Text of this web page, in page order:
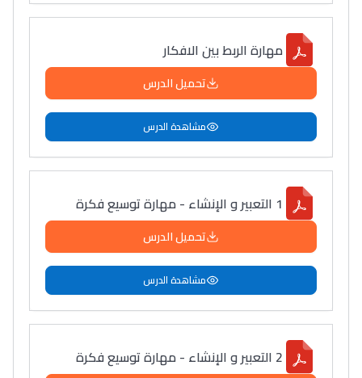
مهارة الربط بين الافكار
تحميل الدرس
مشاهدة الدرس
1 التعبير و الإنشاء - مهارة توسيع فكرة
تحميل الدرس
مشاهدة الدرس
2 التعبير و الإنشاء - مهارة توسيع فكرة